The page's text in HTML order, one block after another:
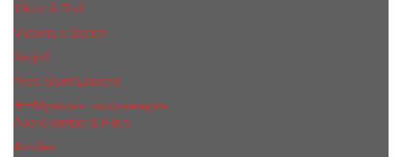
Viktor & Rolf
Victoria s Secret
Xerjoff
Yves Saint Laurent
Мужская парфюмерия
Abercrombie & Fitch
Annifen